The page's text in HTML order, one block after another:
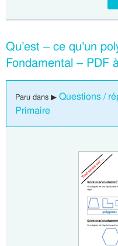
Qu’est – ce qu’un
Fondamental – PDF
Paru dans ▶ Questions /
Primaire